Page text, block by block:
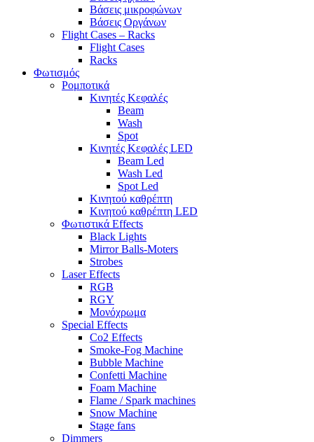
Βάσεις μικροφώνων
Βάσεις Οργάνων
Flight Cases – Racks
Flight Cases
Racks
Φωτισμός
Ρομποτικά
Κινητές Κεφαλές
Beam
Wash
Spot
Κινητές Κεφαλές LED
Beam Led
Wash Led
Spot Led
Κινητού καθρέπτη
Κινητού καθρέπτη LED
Φωτιστικά Effects
Black Lights
Mirror Balls-Moters
Strobes
Laser Effects
RGB
RGY
Μονόχρωμα
Special Effects
Co2 Effects
Smoke-Fog Machine
Bubble Machine
Confetti Machine
Foam Machine
Flame / Spark machines
Snow Machine
Stage fans
Dimmers